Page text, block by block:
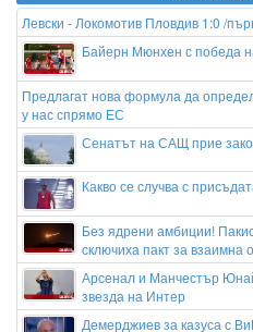
Левски - Локомотив Пловдив 1:0 /
Байерн Мюнхен с победа
Предлагат нова формула да
у нас спрямо ЕС
Сенатът на САЩ прие
Какво се случва с
Без ядрени амбиции!
сключиха пакт за взаимна
Арсенал и Манчестър
звезда на Интер
Демерджиев за казуса с